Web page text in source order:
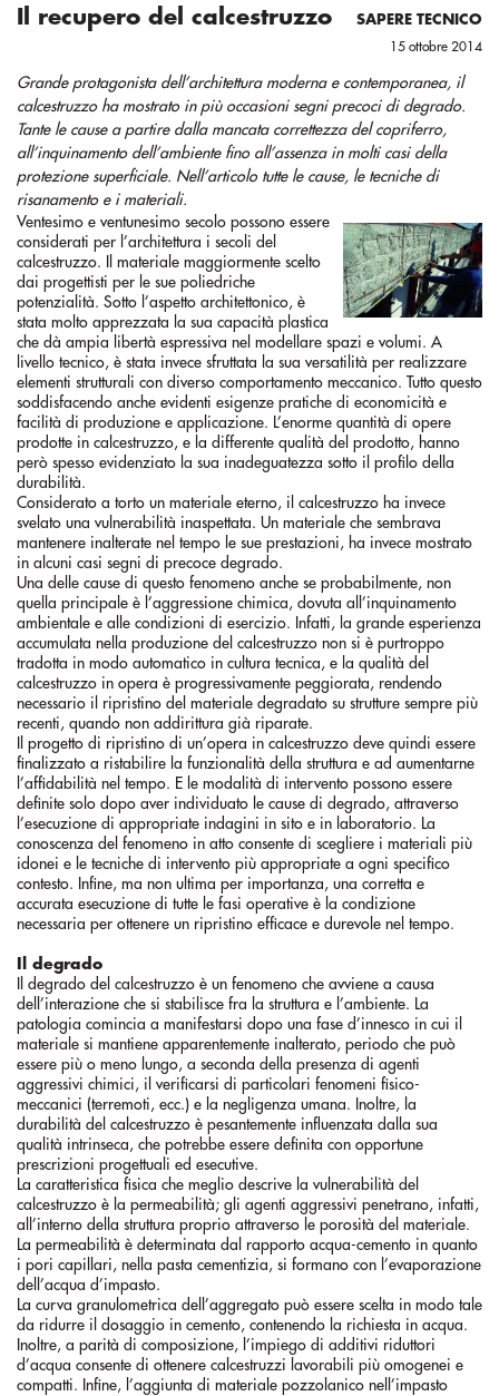
SAPERE TECNICO
15 ottobre 2014
Il recupero del calcestruzzo
Grande protagonista dell’architettura moderna e contemporanea, il
calcestruzzo ha mostrato in più occasioni segni precoci di degrado.
Tante le cause a partire dalla mancata correttezza del copriferro,
all’inquinamento dell’ambiente fino all’assenza in molti casi della
protezione superficiale. Nell’articolo tutte le cause, le tecniche di
risanamento e i materiali.
Ventesimo e ventunesimo secolo possono essere
considerati per l’architettura i secoli del
calcestruzzo. Il materiale maggiormente scelto
dai progettisti per le sue poliedriche
potenzialità. Sotto l’aspetto architettonico, è
stata molto apprezzata la sua capacità plastica
che dà ampia libertà espressiva nel modellare spazi e volumi. A
livello tecnico, è stata invece sfruttata la sua versatilità per realizzare
elementi strutturali con diverso comportamento meccanico. Tutto questo
soddisfacendo anche evidenti esigenze pratiche di economicità e
facilità di produzione e applicazione. L’enorme quantità di opere
prodotte in calcestruzzo, e la differente qualità del prodotto, hanno
però spesso evidenziato la sua inadeguatezza sotto il profilo della
durabilità.
Considerato a torto un materiale eterno, il calcestruzzo ha invece
svelato una vulnerabilità inaspettata. Un materiale che sembrava
mantenere inalterate nel tempo le sue prestazioni, ha invece mostrato
in alcuni casi segni di precoce degrado.
Una delle cause di questo fenomeno anche se probabilmente, non
quella principale è l’aggressione chimica, dovuta all’inquinamento
ambientale e alle condizioni di esercizio. Infatti, la grande esperienza
accumulata nella produzione del calcestruzzo non si è purtroppo
tradotta in modo automatico in cultura tecnica, e la qualità del
calcestruzzo in opera è progressivamente peggiorata, rendendo
necessario il ripristino del materiale degradato su strutture sempre più
recenti, quando non addirittura già riparate.
Il progetto di ripristino di un’opera in calcestruzzo deve quindi essere
finalizzato a ristabilire la funzionalità della struttura e ad aumentarne
l’affidabilità nel tempo. E le modalità di intervento possono essere
definite solo dopo aver individuato le cause di degrado, attraverso
l’esecuzione di appropriate indagini in sito e in laboratorio. La
conoscenza del fenomeno in atto consente di scegliere i materiali più
idonei e le tecniche di intervento più appropriate a ogni specifico
contesto. Infine, ma non ultima per importanza, una corretta e
accurata esecuzione di tutte le fasi operative è la condizione
necessaria per ottenere un ripristino efficace e durevole nel tempo.
Il degrado
Il degrado del calcestruzzo è un fenomeno che avviene a causa
dell’interazione che si stabilisce fra la struttura e l’ambiente. La
patologia comincia a manifestarsi dopo una fase d’innesco in cui il
materiale si mantiene apparentemente inalterato, periodo che può
essere più o meno lungo, a seconda della presenza di agenti
aggressivi chimici, il verificarsi di particolari fenomeni fisico-
meccanici (terremoti, ecc.) e la negligenza umana. Inoltre, la
durabilità del calcestruzzo è pesantemente influenzata dalla sua
qualità intrinseca, che potrebbe essere definita con opportune
prescrizioni progettuali ed esecutive.
La caratteristica fisica che meglio descrive la vulnerabilità del
calcestruzzo è la permeabilità; gli agenti aggressivi penetrano, infatti,
all’interno della struttura proprio attraverso le porosità del materiale.
La permeabilità è determinata dal rapporto acqua-cemento in quanto
i pori capillari, nella pasta cementizia, si formano con l’evaporazione
dell’acqua d’impasto.
La curva granulometrica dell’aggregato può essere scelta in modo tale
da ridurre il dosaggio in cemento, contenendo la richiesta in acqua.
Inoltre, a parità di composizione, l’impiego di additivi riduttori
d’acqua consente di ottenere calcestruzzi lavorabili più omogenei e
compatti. Infine, l’aggiunta di materiale pozzolanico nell’impasto